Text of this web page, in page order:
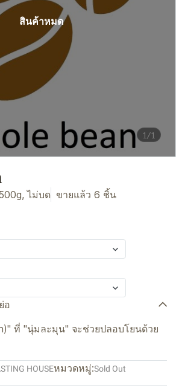
1/1
สินค้าหมด
ไม่บด ขายแล้ว 6 ชิ้น
อ
ที่ "นุ่มละมุน" จะช่วยปลอบโยนด้วย
HOUSEหมวดหมู่:Sold Out